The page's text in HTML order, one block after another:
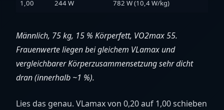
1,00 244 W 782 W (10,4 W/kg)
Männlich, 75 kg, 15 % Körperfett, VO2max 55.
Frauenwerte liegen bei gleichem VLamax und
vergleichbarer Körperzusammensetzung sehr dicht
dran (innerhalb ~1 %).
Lies das genau. VLamax von 0,20 auf 1,00 schieben